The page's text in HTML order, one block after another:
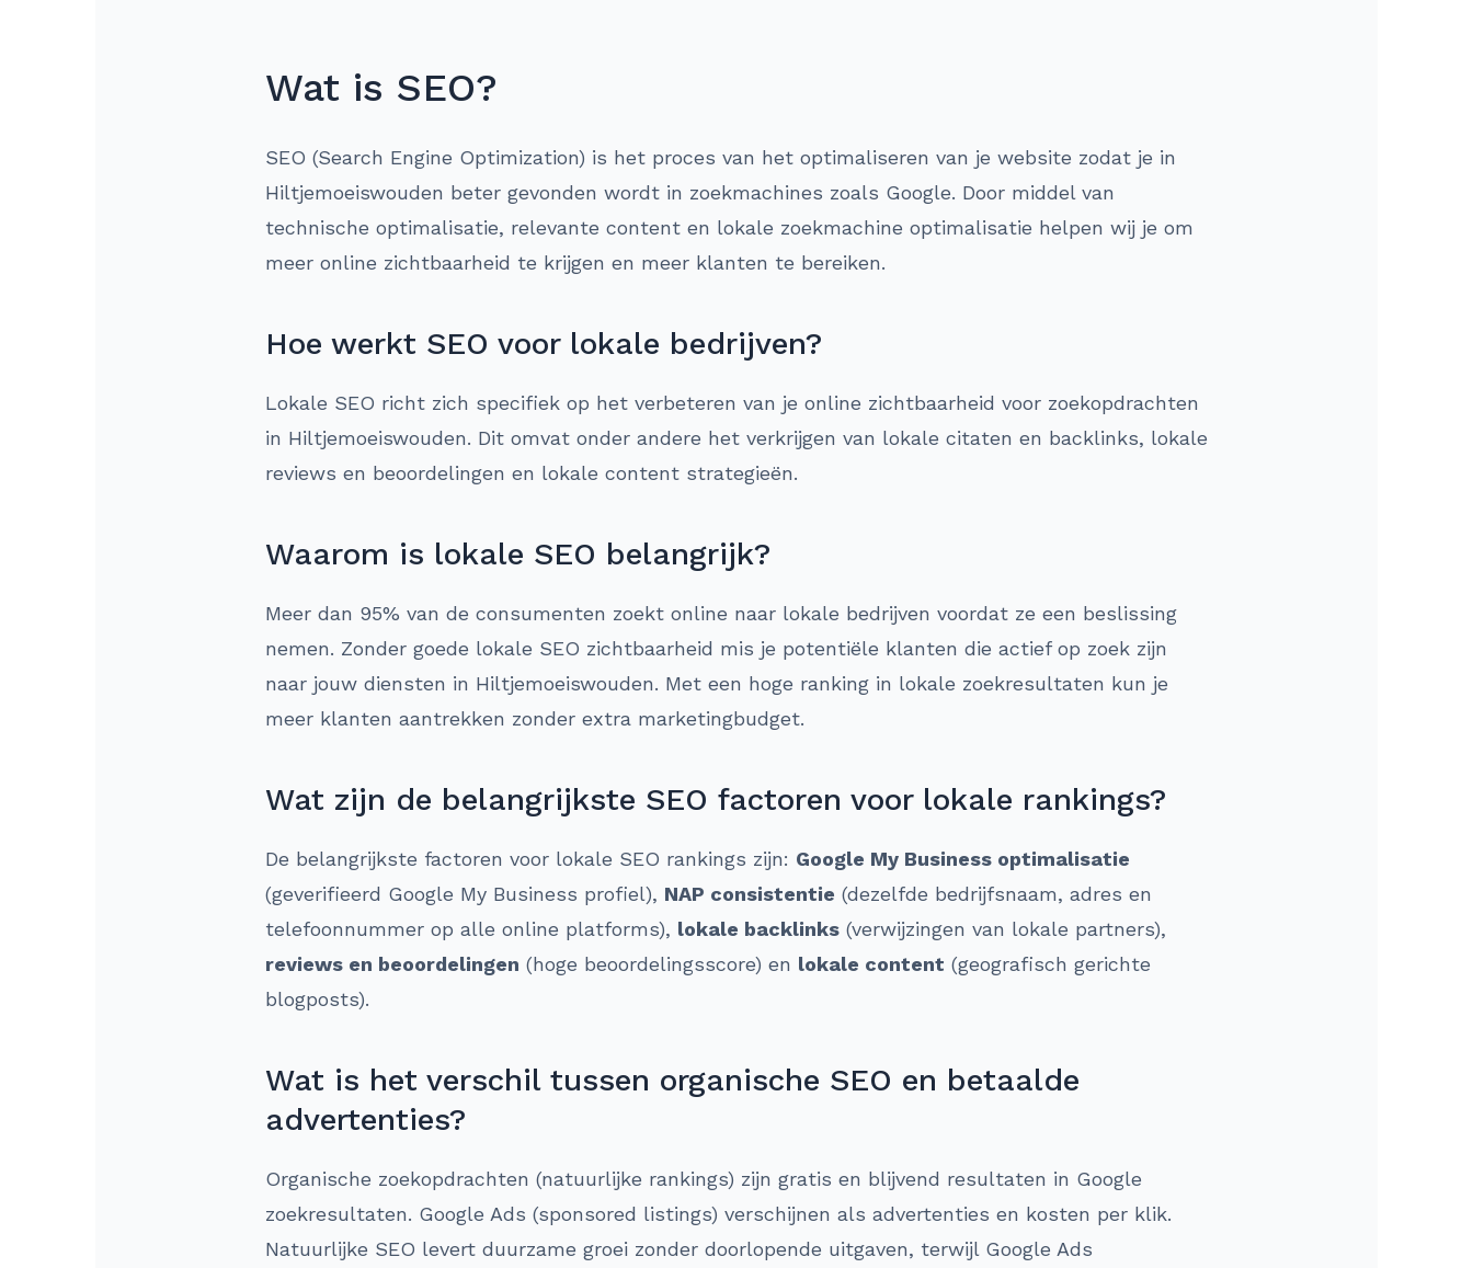
Wat is SEO?
SEO (Search Engine Optimization) is het proces van het optimaliseren van je website zodat je in
Hiltjemoeiswouden beter gevonden wordt in zoekmachines zoals Google. Door middel van
technische optimalisatie, relevante content en lokale zoekmachine optimalisatie helpen wij je om
meer online zichtbaarheid te krijgen en meer klanten te bereiken.
Hoe werkt SEO voor lokale bedrijven?
Lokale SEO richt zich specifiek op het verbeteren van je online zichtbaarheid voor zoekopdrachten
in Hiltjemoeiswouden. Dit omvat onder andere het verkrijgen van lokale citaten en backlinks, lokale
reviews en beoordelingen en lokale content strategieën.
Waarom is lokale SEO belangrijk?
Meer dan 95% van de consumenten zoekt online naar lokale bedrijven voordat ze een beslissing
nemen. Zonder goede lokale SEO zichtbaarheid mis je potentiële klanten die actief op zoek zijn
naar jouw diensten in Hiltjemoeiswouden. Met een hoge ranking in lokale zoekresultaten kun je
meer klanten aantrekken zonder extra marketingbudget.
Wat zijn de belangrijkste SEO factoren voor lokale rankings?
De belangrijkste factoren voor lokale SEO rankings zijn: Google My Business optimalisatie
(geverifieerd Google My Business profiel), NAP consistentie (dezelfde bedrijfsnaam, adres en
telefoonnummer op alle online platforms), lokale backlinks (verwijzingen van lokale partners),
reviews en beoordelingen (hoge beoordelingsscore) en lokale content (geografisch gerichte
blogposts).
Wat is het verschil tussen organische SEO en betaalde
advertenties?
Organische zoekopdrachten (natuurlijke rankings) zijn gratis en blijvend resultaten in Google
zoekresultaten. Google Ads (sponsored listings) verschijnen als advertenties en kosten per klik.
Natuurlijke SEO levert duurzame groei zonder doorlopende uitgaven, terwijl Google Ads